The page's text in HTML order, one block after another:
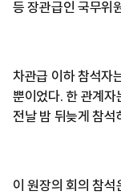
등 장관급인 국무위
차관급 이하 참석자
뿐이었다. 한 관계
전날 밤 뒤늦게 참
이 원장의 회의 참